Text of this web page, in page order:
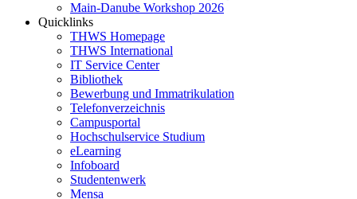
Main-Danube Workshop 2026
Quicklinks
THWS Homepage
THWS International
IT Service Center
Bibliothek
Bewerbung und Immatrikulation
Telefonverzeichnis
Campusportal
Hochschulservice Studium
eLearning
Infoboard
Studentenwerk
Mensa